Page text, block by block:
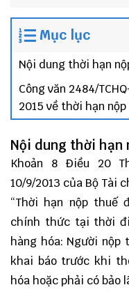
Mục lục
Nội dung thời hạn
Công văn 2484/
2015 về thời hạn
Nội dung thời hạn
Khoản 8 Điều 20
10/9/2013 của Bộ Tài
“Thời hạn nộp thuế
chính thức tại thời
hàng hóa: Người
khai báo trước khi
hóa hoặc phải có bảo